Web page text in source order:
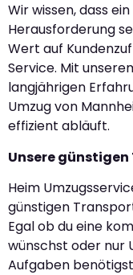
Wir wissen, dass
Herausforderung
Wert auf
Service. Mit
langjährigen
Umzug von
effizient abläuft.
Unsere
Heim
günstigen
Egal ob du eine
wünschst oder nur
Aufgaben